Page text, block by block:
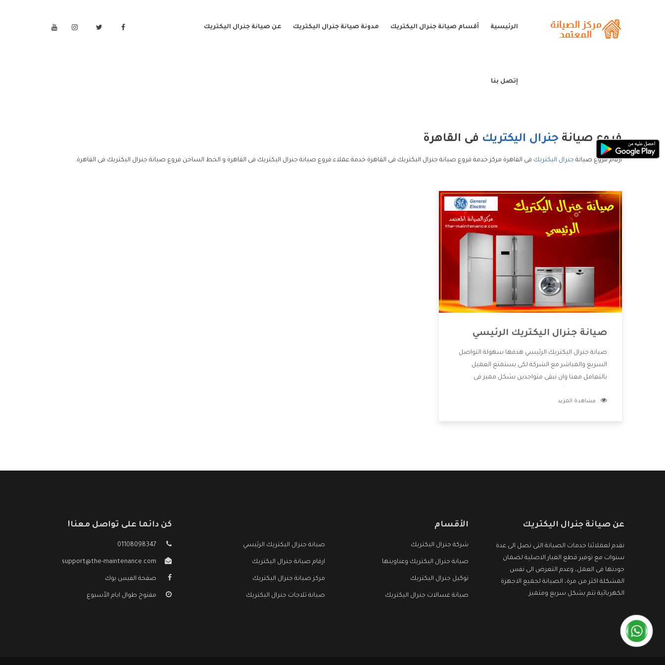
الرئيسية أقسام صيانة جنرال اليكتريك مدونة صيانة جنرال اليكتريك عن صيانة جنرال اليكتريك
إتصل بنا
فروع صيانة جنرال اليكتريك فى القاهرة
ارقام فروع صيانة جنرال اليكتريك فى القاهرة مركز خدمة فروع صيانة جنرال اليكتريك فى القاهرة خدمة عملاء فروع صيانة جنرال اليكتريك فى القاهرة و الخط الساخن فروع صيانة جنرال اليكتريك فى القاهرة.
صيانة جنرال اليكتريك الرئيسي
صيانة جنرال اليكتريك الرئيسي هدفها سهولة التواصل
السريع والمباشر مع الشركة لكى يستمتع العميل
بالتعامل معنا وان نبقى متواجدين بشكل مميز فى
للعميل وان يستمتع بالخدمات التى تنفرد الشركة بها
مشاهدة المزيد
عن صيانة جنرال اليكتريك
نقدم لعملائنا خدمات الصيانة التى تصل الى عدة
سنوات مع توفير قطع الغيار الاصلية لضمان
جودتها فى العمل، وعدم التعرض الى نفس
المشكلة اكثر من مرة، الصيانة لجميع الاجهزة
الكهربائية تتم بشكل سريع ومتميز.
الأقسام
شركة جنرال اليكتريك صيانة جنرال اليكتريك الرئيسي
صيانة جنرال اليكتريك وعناوينها ارقام صيانة جنرال اليكتريك
توكيل جنرال اليكتريك مركز صيانة جنرال اليكتريك
صيانة غسالات جنرال اليكتريك صيانة ثلاجات جنرال اليكتريك
كن دائما على تواصل معنا!
01108098347
support@the-maintenance.com
صفحة الفيس بوك
مفتوح طوال ايام الأسبوع